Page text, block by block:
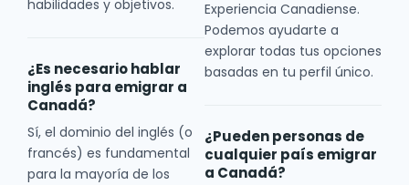
habilidades y objetivos.
¿Es necesario hablar
inglés para emigrar a
Canadá?
Sí, el dominio del inglés (o
francés) es fundamental
para la mayoría de los
Experiencia Canadiense.
Podemos ayudarte a
explorar todas tus opciones
basadas en tu perfil único.
¿Pueden personas de
cualquier país emigrar
a Canadá?